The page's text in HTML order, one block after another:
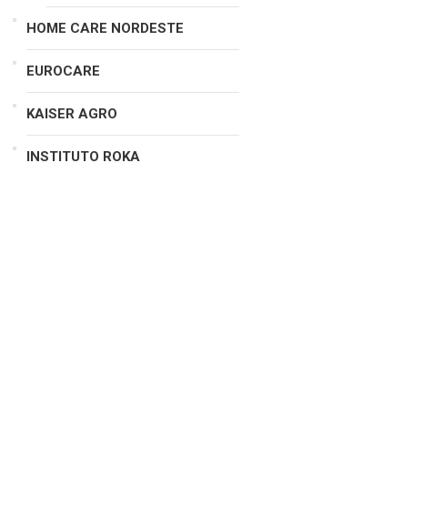
HOME CARE NORDESTE
EUROCARE
KAISER AGRO
INSTITUTO ROKA